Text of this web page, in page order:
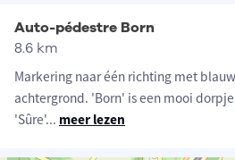
Auto-pédestre Born
8.6 km
Markering naar één richting met
achtergrond. 'Born' is een mooi
'Sûre'... meer lezen